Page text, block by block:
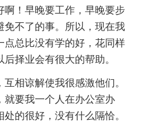
啊！早晚要工作，早晚要步
免不了的事。所以，现在我
点总比没有学的好，花同样
择业会有很大的帮助。
相谅解使我很感激他们。
就要我一个人在办公室办
的很好，没有什么隔恰。